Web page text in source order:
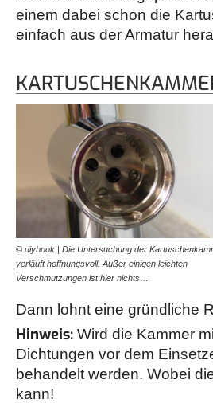
einem dabei schon die
einfach aus der Armatur
© diybook | Die Untersuchung der
verläuft hoffnungsvoll. Außer einigen leichten
Verschmutzungen ist hier nichts…
Dann lohnt eine gründliche
Hinweis: Wird die Kammer
Dichtungen vor dem
behandelt werden. Wobei
kann!